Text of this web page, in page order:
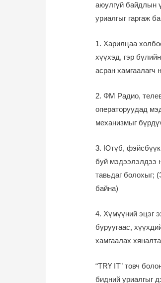
аюулгүй байдлын
уриалгыг гаргаж
1. Харилцаа
хүүхэд, гэр
асран хамгаалагч
2. ФМ Радио,
операторуудад
механизмыг
3. Ютүб, фэйсбүүк
буй мэдээлэлдээ
тавьдаг болохыг;
байна)
4. Хүмүүний эцэг
буруугаас,
хамгаалах
“TRҮ IТ” товч
бидний уриалгыг